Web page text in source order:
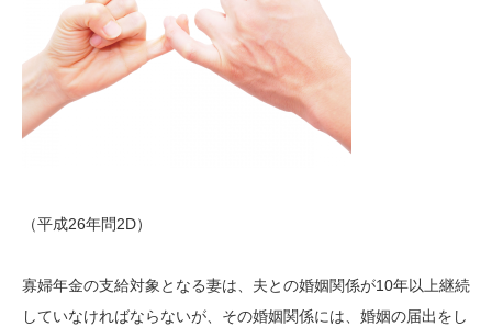
（平成26年問2D）
寡婦年金の支給対象となる妻は、夫との婚姻関係が10年以上継続
していなければならないが、その婚姻関係には、婚姻の届出をし